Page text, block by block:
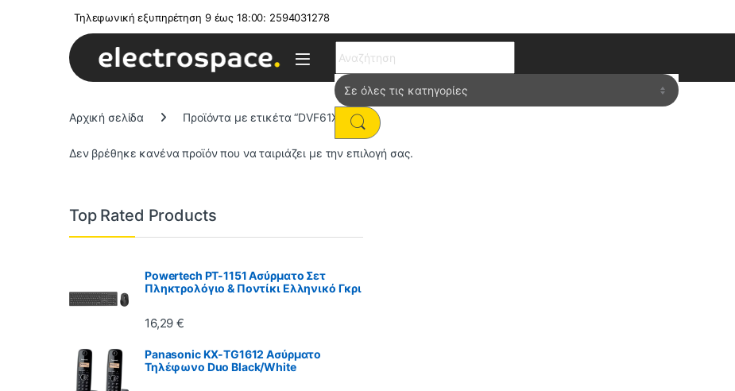
Τηλεφωνική εξυπηρέτηση 9 έως 18:00: 2594031278
Αρχική σελίδα Προϊόντα με ετικέτα “DVF61X01”
Δεν βρέθηκε κανένα προϊόν που να ταιριάζει με την επιλογή σας.
Top Rated Products
Powertech PT-1151 Ασύρματο Σετ
Πληκτρολόγιο & Ποντίκι Ελληνικό Γκρι
16,29€
Panasonic KX-TG1612 Ασύρματο
Τηλέφωνο Duo Black/White